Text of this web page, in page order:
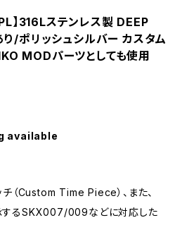
】316Lステンレス製 DEEP
/ポリッシュシルバー カスタム
MODパーツとしても使用
available
（Custom Time Piece）、また、
るSKX007/009などに対応した